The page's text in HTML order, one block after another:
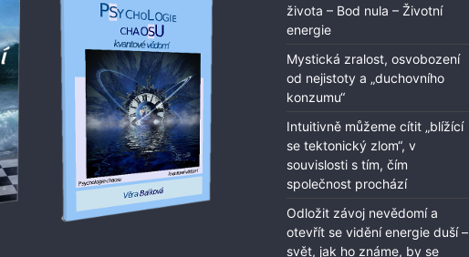
života – Bod nula – Životní
energie
Mystická zralost, osvobození
od nejistoty a „duchovního
konzumu“
Intuitivně můžeme cítit „blížící
se tektonický zlom“, v
souvislosti s tím, čím
společnost prochází
Odložit závoj nevědomí a
otevřít se vidění energie duší –
svět, jak ho známe, by se